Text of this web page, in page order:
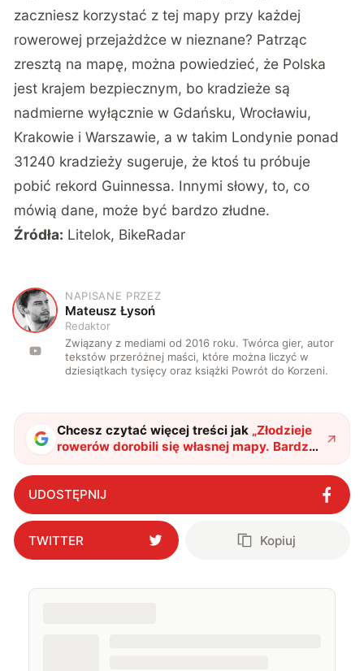
zaczniesz korzystać z tej mapy przy każdej
rowerowej przejażdżce w nieznane? Patrząc
zresztą na mapę, można powiedzieć, że Polska
jest krajem bezpiecznym, bo kradzieże są
nadmierne wyłącznie w Gdańsku, Wrocławiu,
Krakowie i Warszawie, a w takim Londynie ponad
31240 kradzieży sugeruje, że ktoś tu próbuje
pobić rekord Guinnessa. Innymi słowy, to, co
mówią dane, może być bardzo złudne.
Źródła: Litelok, BikeRadar
M
NAPISANE PRZEZ
Mateusz Łysoń
Redaktor
Związany z mediami od 2016 roku. Twórca gier, autor
tekstów przeróżnej maści, które można liczyć w
dziesiątkach tysięcy oraz książki Powrót do Korzeni.
Chcesz czytać więcej treści jak „Złodzieje
rowerów dorobili się własnej mapy. Bardzo
dobrze, bo sam padłem ich ofiarą"?
UDOSTĘPNIJ
TWITTER Kopiuj